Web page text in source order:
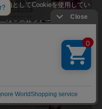
的としてCookieを使用してい
はこのサイトでのCookieの使
」をご覧ください。